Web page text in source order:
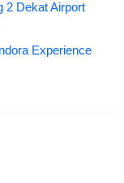
2 Dekat Airport
Experience